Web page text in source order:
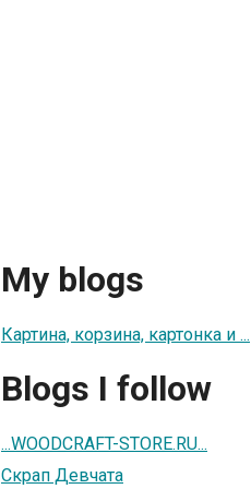
My blogs
Картина, корзина, картонка и ...
Blogs I follow
...WOODCRAFT-STORE.RU...
Скрап Девчата